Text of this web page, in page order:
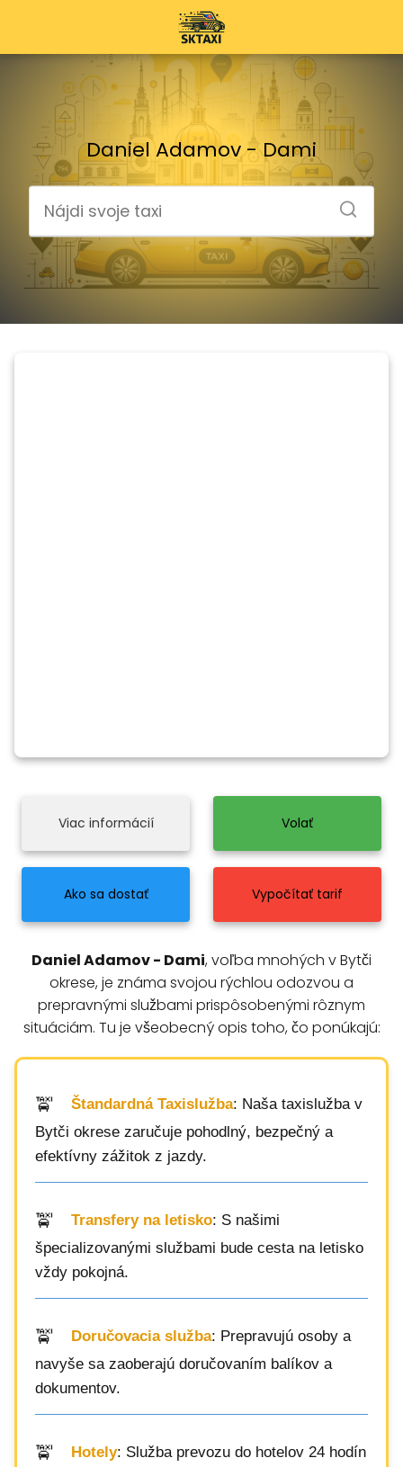
Daniel Adamov - Dami
Viac informácií Volať
Ako sa dostať Vypočítať tarif
Daniel Adamov - Dami, voľba mnohých v Bytči
okrese, je známa svojou rýchlou odozvou a
prepravnými službami prispôsobenými rôznym
situáciám. Tu je všeobecný opis toho, čo ponúkajú:
Štandardná Taxislužba: Naša taxislužba v
Bytči okrese zaručuje pohodlný, bezpečný a
efektívny zážitok z jazdy.
Transfery na letisko: S našimi
špecializovanými službami bude cesta na letisko
vždy pokojná.
Doručovacia služba: Prepravujú osoby a
navyše sa zaoberajú doručovaním balíkov a
dokumentov.
Hotely: Služba prevozu do hotelov 24 hodín